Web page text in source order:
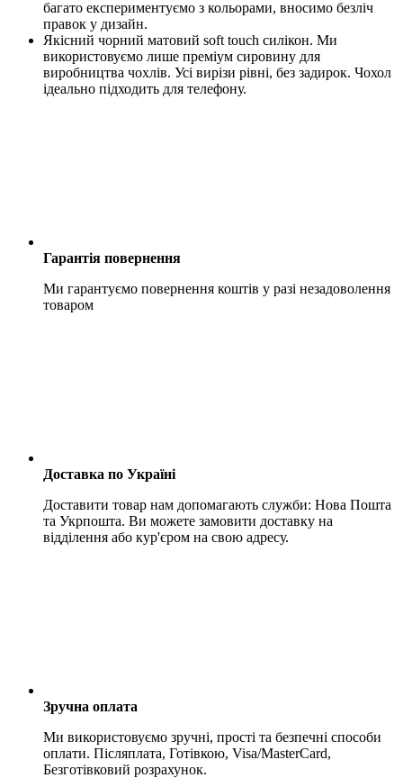
багато експериментуємо з кольорами, вносимо безліч
правок у дизайн.
Якісний чорний матовий soft touch силікон. Ми
використовуємо лише преміум сировину для
виробництва чохлів. Усі вирізи рівні, без задирок. Чохол
ідеально підходить для телефону.
Гарантія повернення
Ми гарантуємо повернення коштів у разі незадоволення
товаром
Доставка по Україні
Доставити товар нам допомагають служби: Нова Пошта
та Укрпошта. Ви можете замовити доставку на
відділення або кур'єром на свою адресу.
Зручна оплата
Ми використовуємо зручні, прості та безпечні способи
оплати. Післяплата, Готівкою, Visa/MasterCard,
Безготівковий розрахунок.